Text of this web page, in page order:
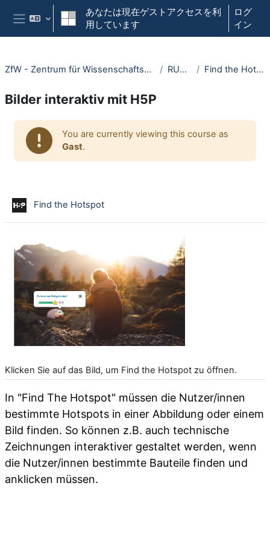
メインコンテンツへスキップする
サイドパネル
あなたは現在ゲストアクセスを利
用しています
ログ
イン
ZfW - Zentrum für Wissenschaftsdidaktik RUBeL Find the Hotspot
Bilder interaktiv mit H5P
Section outline
You are currently viewing this course as
Gast.
Find the Hotspotインタラクティブコンテンツ
Klicken Sie auf das Bild, um Find the Hotspot zu öffnen.
In "Find The Hotspot" müssen die Nutzer/innen
bestimmte Hotspots in einer Abbildung oder einem
Bild finden. So können z.B. auch technische
Zeichnungen interaktiver gestaltet werden, wenn
die Nutzer/innen bestimmte Bauteile finden und
anklicken müssen.